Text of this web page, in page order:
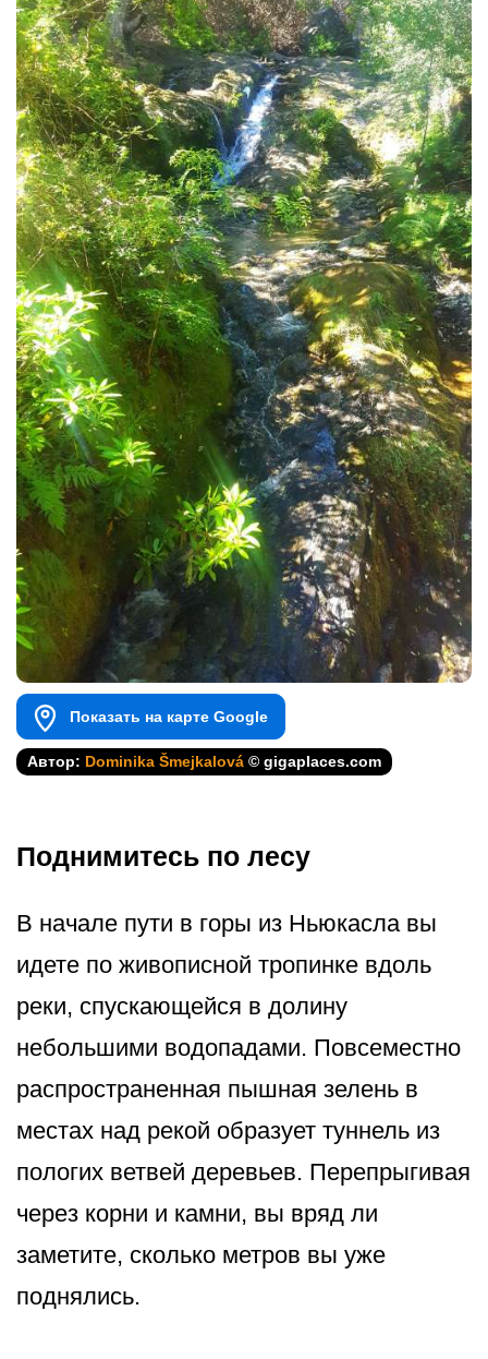
Показать на карте Google
Автор: Dominika Šmejkalová © gigaplaces.com
Поднимитесь по лесу
В начале пути в горы из Ньюкасла вы
идете по живописной тропинке вдоль
реки, спускающейся в долину
небольшими водопадами. Повсеместно
распространенная пышная зелень в
местах над рекой образует туннель из
пологих ветвей деревьев. Перепрыгивая
через корни и камни, вы вряд ли
заметите, сколько метров вы уже
поднялись.